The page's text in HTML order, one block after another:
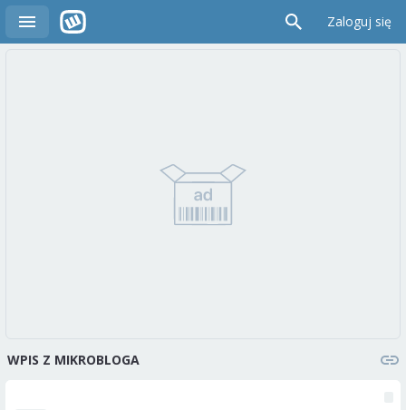
Zaloguj się
WPIS Z MIKROBLOGA